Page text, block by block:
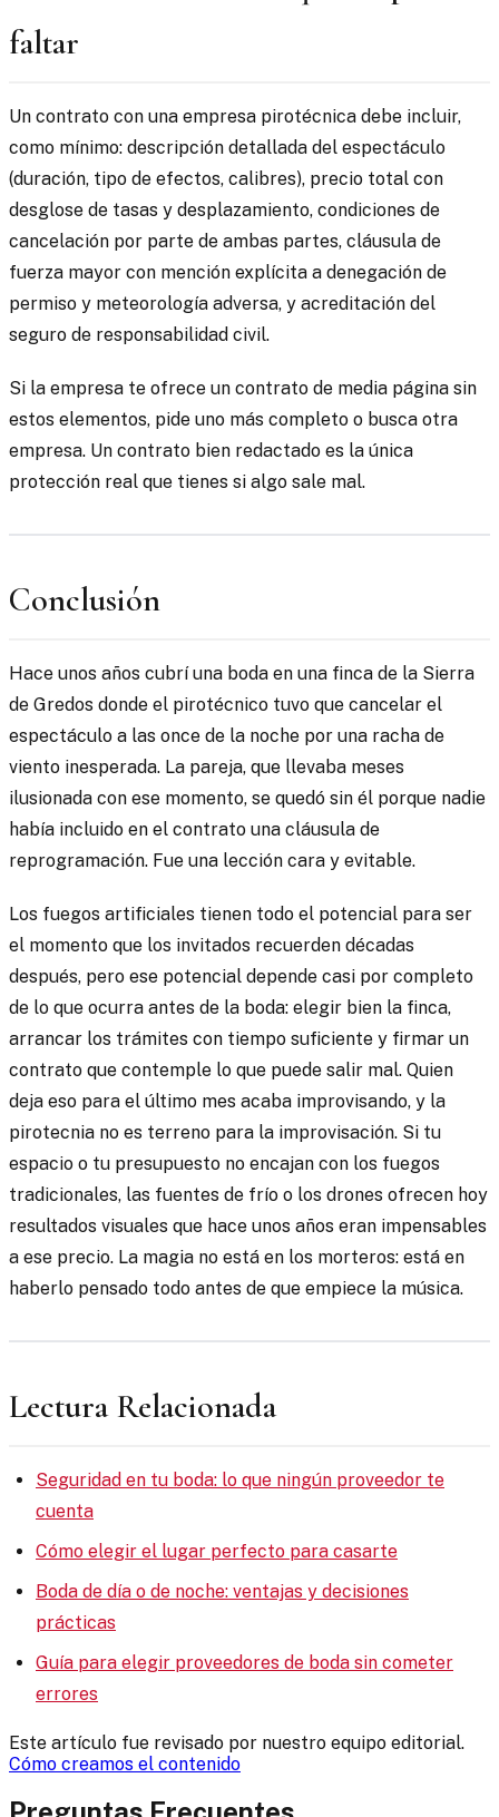
faltar
Un contrato con una empresa pirotécnica debe incluir,
como mínimo: descripción detallada del espectáculo
(duración, tipo de efectos, calibres), precio total con
desglose de tasas y desplazamiento, condiciones de
cancelación por parte de ambas partes, cláusula de
fuerza mayor con mención explícita a denegación de
permiso y meteorología adversa, y acreditación del
seguro de responsabilidad civil.
Si la empresa te ofrece un contrato de media página sin
estos elementos, pide uno más completo o busca otra
empresa. Un contrato bien redactado es la única
protección real que tienes si algo sale mal.
Conclusión
Hace unos años cubrí una boda en una finca de la Sierra
de Gredos donde el pirotécnico tuvo que cancelar el
espectáculo a las once de la noche por una racha de
viento inesperada. La pareja, que llevaba meses
ilusionada con ese momento, se quedó sin él porque nadie
había incluido en el contrato una cláusula de
reprogramación. Fue una lección cara y evitable.
Los fuegos artificiales tienen todo el potencial para ser
el momento que los invitados recuerden décadas
después, pero ese potencial depende casi por completo
de lo que ocurra antes de la boda: elegir bien la finca,
arrancar los trámites con tiempo suficiente y firmar un
contrato que contemple lo que puede salir mal. Quien
deja eso para el último mes acaba improvisando, y la
pirotecnia no es terreno para la improvisación. Si tu
espacio o tu presupuesto no encajan con los fuegos
tradicionales, las fuentes de frío o los drones ofrecen hoy
resultados visuales que hace unos años eran impensables
a ese precio. La magia no está en los morteros: está en
haberlo pensado todo antes de que empiece la música.
Lectura Relacionada
Seguridad en tu boda: lo que ningún proveedor te
cuenta
Cómo elegir el lugar perfecto para casarte
Boda de día o de noche: ventajas y decisiones
prácticas
Guía para elegir proveedores de boda sin cometer
errores
Este artículo fue revisado por nuestro equipo editorial.
Cómo creamos el contenido